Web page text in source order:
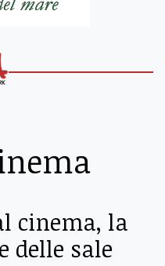
cinema, la
delle sale